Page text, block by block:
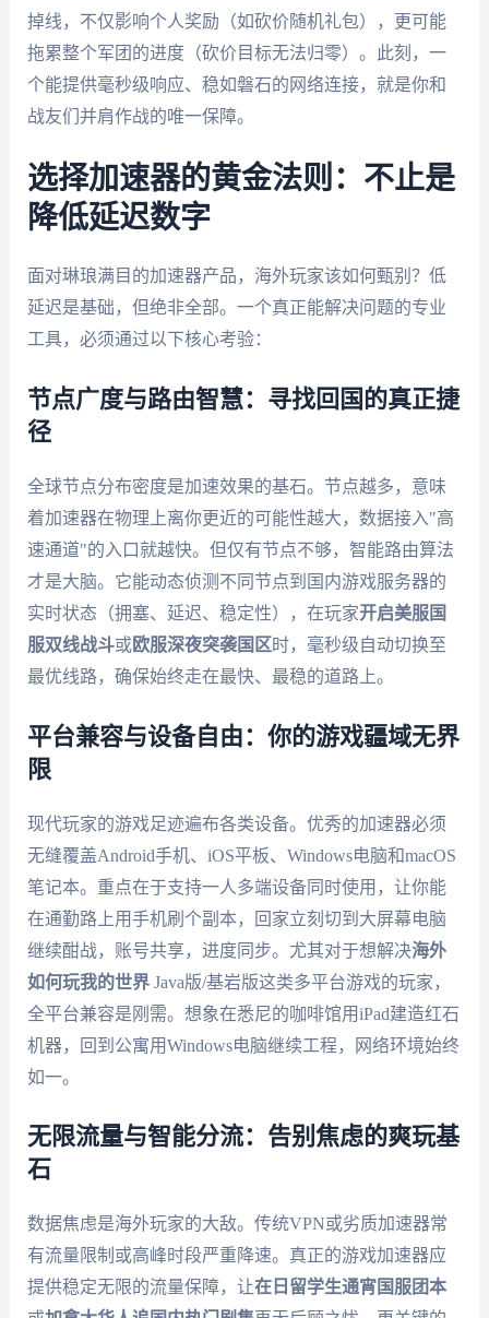
掉线，不仅影响个人奖励（如砍价随机礼包），更可能
拖累整个军团的进度（砍价目标无法归零）。此刻，一
个能提供毫秒级响应、稳如磐石的网络连接，就是你和
战友们并肩作战的唯一保障。
选择加速器的黄金法则：不止是
降低延迟数字
面对琳琅满目的加速器产品，海外玩家该如何甄别？低
延迟是基础，但绝非全部。一个真正能解决问题的专业
工具，必须通过以下核心考验：
节点广度与路由智慧：寻找回国的真正捷
径
全球节点分布密度是加速效果的基石。节点越多，意味
着加速器在物理上离你更近的可能性越大，数据接入"高
速通道"的入口就越快。但仅有节点不够，智能路由算法
才是大脑。它能动态侦测不同节点到国内游戏服务器的
实时状态（拥塞、延迟、稳定性），在玩家开启美服国
服双线战斗或欧服深夜突袭国区时，毫秒级自动切换至
最优线路，确保始终走在最快、最稳的道路上。
平台兼容与设备自由：你的游戏疆域无界
限
现代玩家的游戏足迹遍布各类设备。优秀的加速器必须
无缝覆盖Android手机、iOS平板、Windows电脑和macOS
笔记本。重点在于支持一人多端设备同时使用，让你能
在通勤路上用手机刷个副本，回家立刻切到大屏幕电脑
继续酣战，账号共享，进度同步。尤其对于想解决海外
如何玩我的世界Java版/基岩版这类多平台游戏的玩家，
全平台兼容是刚需。想象在悉尼的咖啡馆用iPad建造红石
机器，回到公寓用Windows电脑继续工程，网络环境始终
如一。
无限流量与智能分流：告别焦虑的爽玩基
石
数据焦虑是海外玩家的大敌。传统VPN或劣质加速器常
有流量限制或高峰时段严重降速。真正的游戏加速器应
提供稳定无限的流量保障，让在日留学生通宵国服团本